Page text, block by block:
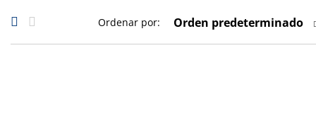
Ordenar por: Orden predeterminado